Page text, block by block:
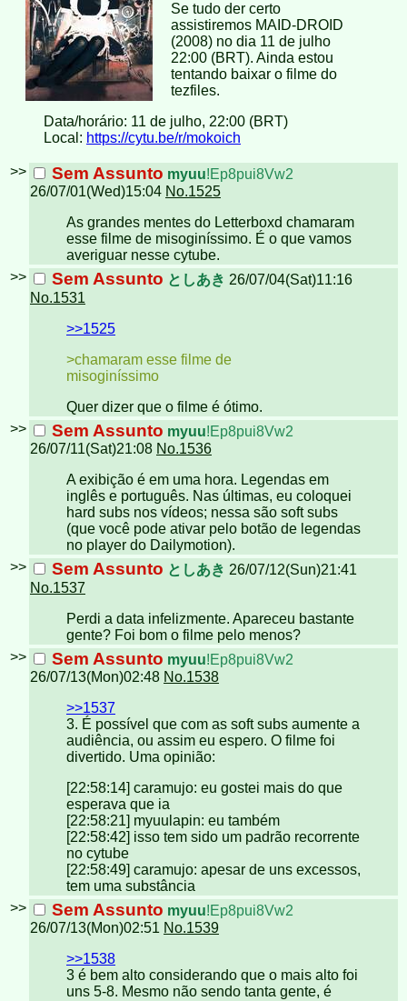
Se tudo der certo
assistiremos MAID-DROID
(2008) no dia 11 de julho
22:00 (BRT). Ainda estou
tentando baixar o filme do
tezfiles.
Data/horário: 11 de julho, 22:00 (BRT)
Local: https://cytu.be/r/mokoich
>> Sem Assunto myuu!Ep8pui8Vw2
26/07/01(Wed)15:04 No.1525
As grandes mentes do Letterboxd chamaram
esse filme de misoginíssimo. É o que vamos
averiguar nesse cytube.
>>
Sem Assunto としあき 26/07/04(Sat)11:16
No.1531
>>1525
>chamaram esse filme de
misoginíssimo
Quer dizer que o filme é ótimo.
>>
Sem Assunto myuu!Ep8pui8Vw2
26/07/11(Sat)21:08 No.1536
A exibição é em uma hora. Legendas em
inglês e português. Nas últimas, eu coloquei
hard subs nos vídeos; nessa são soft subs
(que você pode ativar pelo botão de legendas
no player do Dailymotion).
>>
Sem Assunto としあき 26/07/12(Sun)21:41
No.1537
Perdi a data infelizmente. Apareceu bastante
gente? Foi bom o filme pelo menos?
>>
Sem Assunto myuu!Ep8pui8Vw2
26/07/13(Mon)02:48 No.1538
>>1537
3. É possível que com as soft subs aumente a
audiência, ou assim eu espero. O filme foi
divertido. Uma opinião:
[22:58:14] caramujo: eu gostei mais do que
esperava que ia
[22:58:21] myuulapin: eu também
[22:58:42] isso tem sido um padrão recorrente
no cytube
[22:58:49] caramujo: apesar de uns excessos,
tem uma substância
>>
Sem Assunto myuu!Ep8pui8Vw2
26/07/13(Mon)02:51 No.1539
>>1538
3 é bem alto considerando que o mais alto foi
uns 5-8. Mesmo não sendo tanta gente, é